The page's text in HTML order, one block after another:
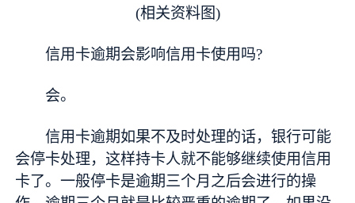
(相关资料图)
信用卡逾期会影响信用卡使用吗?
会。
信用卡逾期如果不及时处理的话，银行可能
会停卡处理，这样持卡人就不能够继续使用信用
卡了。一般停卡是逾期三个月之后会进行的操